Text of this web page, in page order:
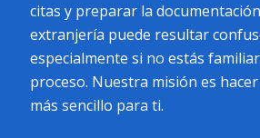
citas y preparar la
extranjería puede resultar
especialmente si no estás
proceso. Nuestra misión es
más sencillo para ti.